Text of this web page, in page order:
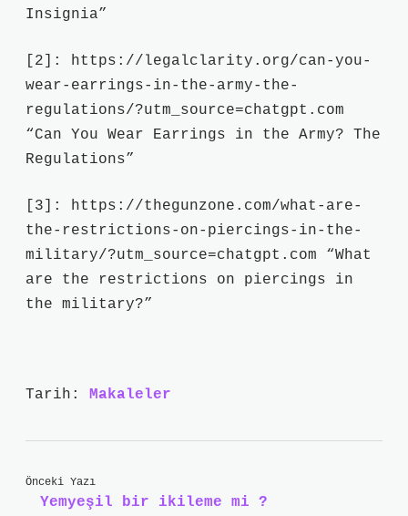
Insignia”
[2]: https://legalclarity.org/can-you-
wear-earrings-in-the-army-the-
regulations/?utm_source=chatgpt.com
“Can You Wear Earrings in the Army? The
Regulations”
[3]: https://thegunzone.com/what-are-
the-restrictions-on-piercings-in-the-
military/?utm_source=chatgpt.com “What
are the restrictions on piercings in
the military?”
Tarih: Makaleler
Önceki Yazı
Yemyeşil bir ikileme mi ?